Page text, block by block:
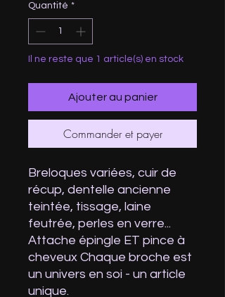
Quantité *
Il ne reste que 1 article(s) en stock
Ajouter au panier
Commander et payer
Breloques variées, cuir de
récup, dentelle ancienne
teintée, tissage, laine
feutrée, perles en verre...
Attache épingle ET pince à
cheveux Chaque broche est
un univers en soi - un article
unique.